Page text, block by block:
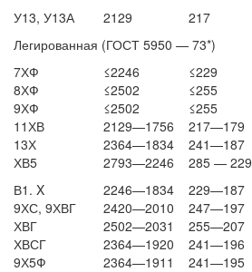
У13, У13А 2129
217
Легированная (ГОСТ 5950 — 73*)
7ХФ
8ХФ
9ХФ
11ХВ
13Х
ХВ5
≤2246
≤2502
≤2502
2129—1756
2364—1834
2793—2246
≤229
≤255
≤255
217—179
241—187
285 — 229
В1. X
9ХС, 9ХВГ
ХВГ
ХВСГ
9Х5Ф
2246—1834
2420—2010
2502—2031
2364—1920
2364—1911
229—187
247—197
255—207
241—196
241—195